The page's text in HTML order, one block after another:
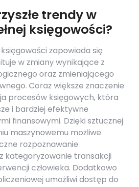
trendy w
księgowości?
księgowości zapowiada się
w zmiany wynikające z
oraz zmieniającego
Coraz większe znaczenie
procesów księgowych, która
i bardziej efektywne
finansowymi. Dzięki sztucznej
maszynowemu możliwe
rozpoznawanie
kategoryzowanie transakcji
człowieka. Dodatkowo
umożliwi dostęp do